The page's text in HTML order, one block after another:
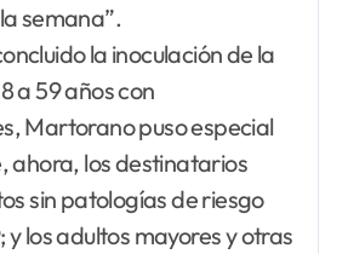
semana”.
la inoculación de la
a 59 años con
Martorano puso especial
ahora, los destinatarios
sin patologías de riesgo
y los adultos mayores y otras